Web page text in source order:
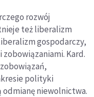
rozwój
też liberalizm
gospodarczy,
Kard.
polityki
odmianę niewolnictwa.